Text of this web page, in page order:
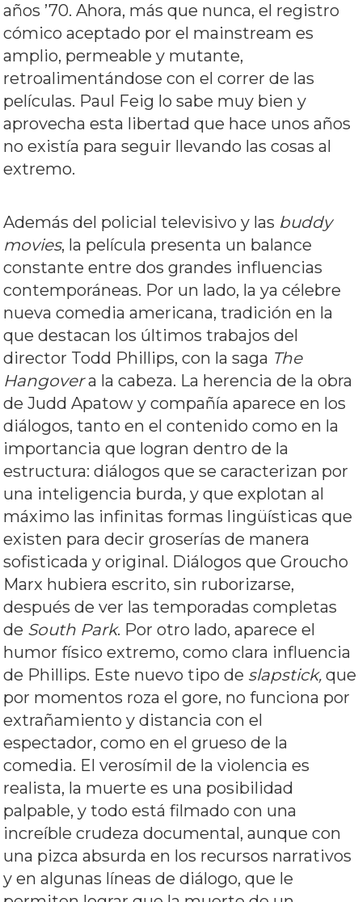
años ’70. Ahora, más que nunca, el registro
cómico aceptado por el mainstream es
amplio, permeable y mutante,
retroalimentándose con el correr de las
películas. Paul Feig lo sabe muy bien y
aprovecha esta libertad que hace unos años
no existía para seguir llevando las cosas al
extremo.
Además del policial televisivo y las buddy
movies, la película presenta un balance
constante entre dos grandes influencias
contemporáneas. Por un lado, la ya célebre
nueva comedia americana, tradición en la
que destacan los últimos trabajos del
director Todd Phillips, con la saga The
Hangovera la cabeza. La herencia de la obra
de Judd Apatow y compañía aparece en los
diálogos, tanto en el contenido como en la
importancia que logran dentro de la
estructura: diálogos que se caracterizan por
una inteligencia burda, y que explotan al
máximo las infinitas formas lingüísticas que
existen para decir groserías de manera
sofisticada y original. Diálogos que Groucho
Marx hubiera escrito, sin ruborizarse,
después de ver las temporadas completas
de South Park. Por otro lado, aparece el
humor físico extremo, como clara influencia
de Phillips. Este nuevo tipo de slapstick,que
por momentos roza el gore, no funciona por
extrañamiento y distancia con el
espectador, como en el grueso de la
comedia. El verosímil de la violencia es
realista, la muerte es una posibilidad
palpable, y todo está filmado con una
increíble crudeza documental, aunque con
una pizca absurda en los recursos narrativos
y en algunas líneas de diálogo, que le